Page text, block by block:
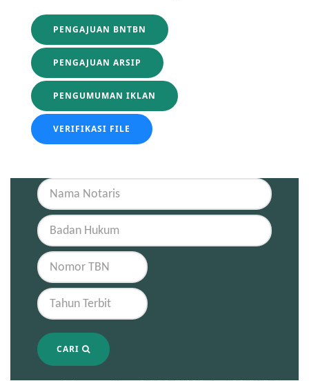
PENGAJUAN BNTBN
PENGAJUAN ARSIP
PENGUMUMAN IKLAN
VERIFIKASI FILE
CARI